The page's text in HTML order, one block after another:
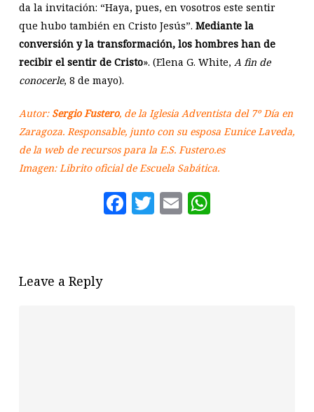
da la invitación: “Haya, pues, en vosotros este sentir
que hubo también en Cristo Jesús”. Mediante la
conversión y la transformación, los hombres han de
recibir el sentir de Cristo». (Elena G. White, A fin de
conocerle, 8 de mayo).
Autor: Sergio Fustero, de la Iglesia Adventista del 7º Día en
Zaragoza. Responsable, junto con su esposa Eunice Laveda,
de la web de recursos para la E.S. Fustero.es
Imagen: Librito oficial de Escuela Sabática.
Facebook
Twitter
Email
Leave a Reply